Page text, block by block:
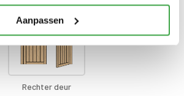
Aanpassen
Rechter deur